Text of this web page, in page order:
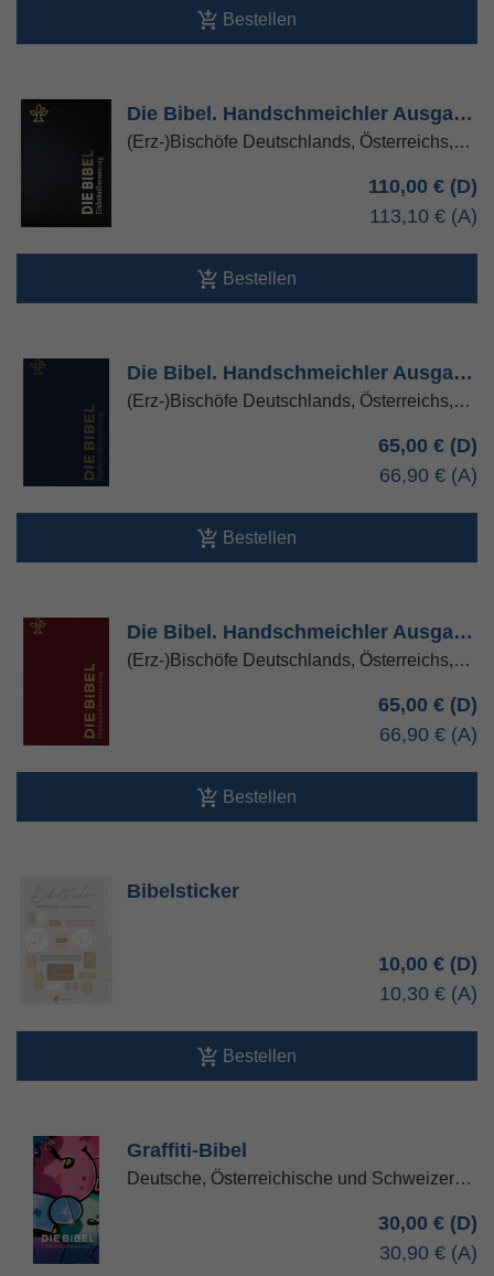
Bestellen
Die Bibel. Handschmeichler Ausga…
(Erz-)Bischöfe Deutschlands, Österreichs,…
110,00 €
113,10 €
Bestellen
Die Bibel. Handschmeichler Ausga…
(Erz-)Bischöfe Deutschlands, Österreichs,…
65,00 €
66,90 €
Bestellen
Die Bibel. Handschmeichler Ausga…
(Erz-)Bischöfe Deutschlands, Österreichs,…
65,00 €
66,90 €
Bestellen
Bibelsticker
10,00 €
10,30 €
Bestellen
Graffiti-Bibel
Deutsche, Österreichische und Schweizer…
30,00 €
30,90 €